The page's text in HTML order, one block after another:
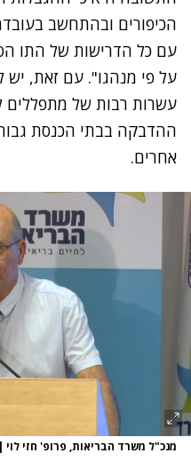
הכיפורים ובהתחשב
עם כל הדרישות של התו
על פי מנהגו". עם זאת, יש
עשרות רבות של מתפללים
ההדבקה בבתי הכנסת
אחרים.
מנכ"ל משרד הבריאות, פרופ' חזי לוי |